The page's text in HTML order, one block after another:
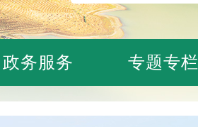
政务服务 专题专栏